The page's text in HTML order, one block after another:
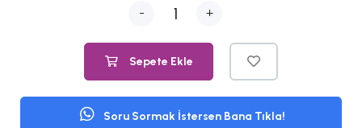
- +
Sepete Ekle
Soru Sormak İstersen Bana Tıkla!